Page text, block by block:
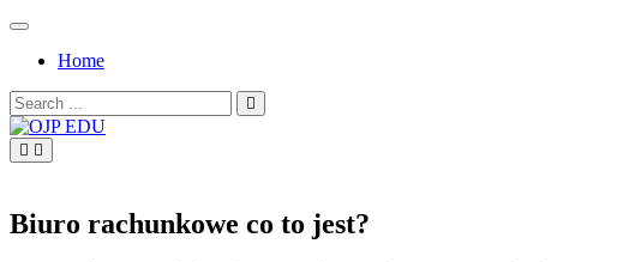
Skip
contentHome
Search
for:
Biuro rachunkowe co to jest?